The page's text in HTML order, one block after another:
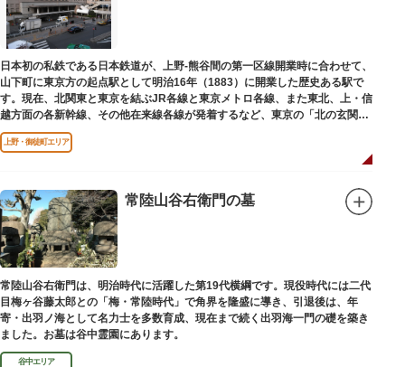
日本初の私鉄である日本鉄道が、上野-熊谷間の第一区線開業時に合わせて、
山下町に東京方の起点駅として明治16年（1883）に開業した歴史ある駅で
す。現在、北関東と東京を結ぶJR各線と東京メトロ各線、また東北、上・信
越方面の各新幹線、その他在来線各線が発着するなど、東京の「北の玄関
口」として機能しています。
上野・御徒町エリア
常陸山谷右衛門の墓
常陸山谷右衛門は、明治時代に活躍した第19代横綱です。現役時代には二代
目梅ヶ谷藤太郎との「梅・常陸時代」で角界を隆盛に導き、引退後は、年
寄・出羽ノ海として名力士を多数育成、現在まで続く出羽海一門の礎を築き
ました。お墓は谷中霊園にあります。
谷中エリア